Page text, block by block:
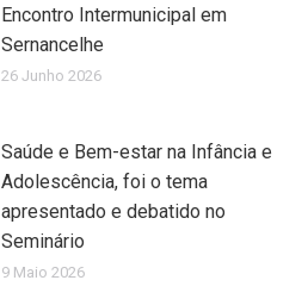
Encontro Intermunicipal em
Sernancelhe
26 Junho 2026
Saúde e Bem-estar na Infância e
Adolescência, foi o tema
apresentado e debatido no
Seminário
9 Maio 2026